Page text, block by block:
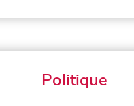
Politique